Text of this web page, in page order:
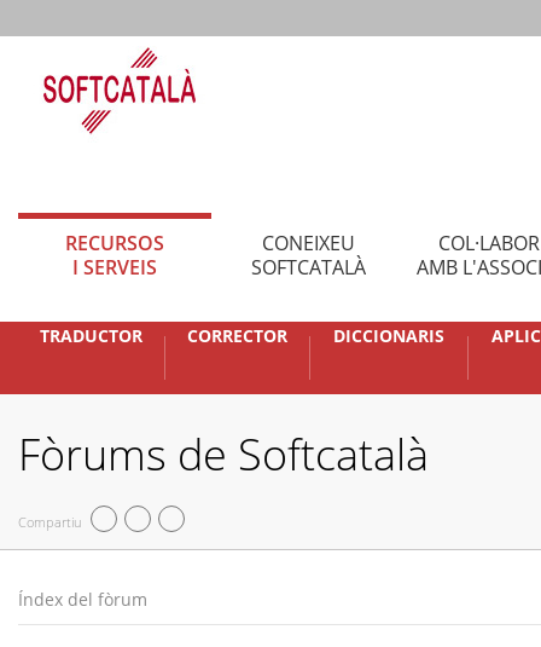
RECURSOS
I SERVEIS
CONEIXEU
SOFTCATALÀ
AMB
TRADUCTOR CORRECTOR DICCIONARIS
Fòrums de Softcatalà
Compartiu
Índex del fòrum